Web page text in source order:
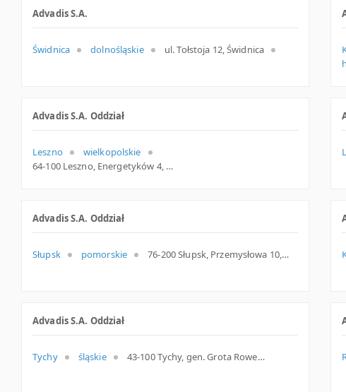
Advadis S.A.
Świdnica dolnośląskie ul. Tołstoja 12, Świdnica
Advadis S.A. Oddział
Leszno
wielkopolskie
64-100 Leszno, Energetyków 4, woj. Wielkopolskie, pow. Leszno, gm. Leszno
Advadis S.A. Oddział
Słupsk pomorskie 76-200 Słupsk, Przemysłowa 10, woj. Pomorskie, pow. Słupsk, gm. Słupsk
Advadis S.A. Oddział
Tychy śląskie 43-100 Tychy, gen. Grota Roweckiego 2a, woj. Śląskie, pow. Tychy, gm. Tychy